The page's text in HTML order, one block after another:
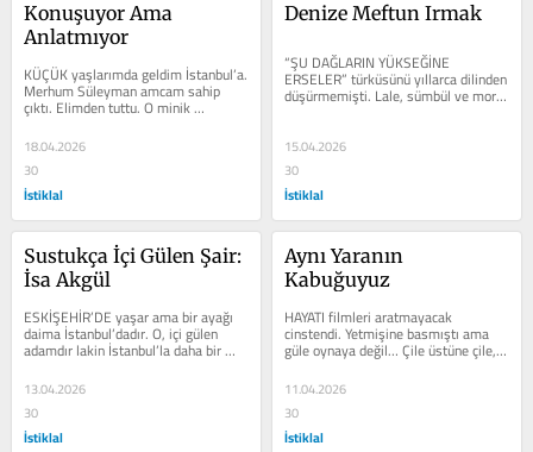
Konuşuyor Ama
Anlatmıyor
KÜÇÜK yaşlarımda geldim İstanbul’a.
Merhum Süleyman amcam sahip
çıktı. Elimden tuttu. O minik
zamanlarımda büyük insanların
sohbet...
18.04.2026
30
İstiklal
Denize Meftun Irmak
“ŞU DAĞLARIN YÜKSEĞİNE
ERSELER” türküsünü yıllarca dilinden
düşürmemişti. Lale, sümbül ve mor
menevşe dermek için yükseklere...
15.04.2026
30
İstiklal
Sustukça İçi Gülen Şair:
İsa Akgül
ESKİŞEHİR’DE yaşar ama bir ayağı
daima İstanbul’dadır. O, içi gülen
adamdır lakin İstanbul’la daha bir
13.04.2026
30
İstiklal
Aynı Yaranın
Kabuğuyuz
HAYATI filmleri aratmayacak
cinstendi. Yetmişine basmıştı ama
güle oynaya değil… Çile üstüne çile,
azap üstüne azap, kahır üstüne...
11.04.2026
30
İstiklal